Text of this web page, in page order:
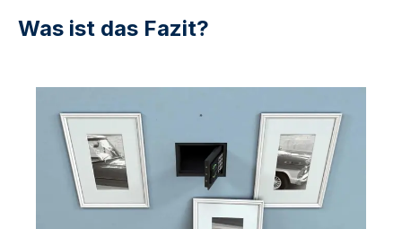
Was ist das Fazit?